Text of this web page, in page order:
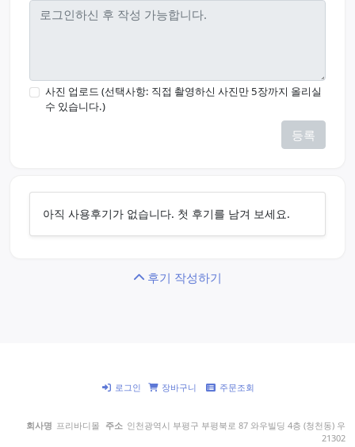
사진 업로드 (선택사항: 직접 촬영하신 사진만 5장까지 올리실
수 있습니다.)
등록
아직 사용후기가 없습니다. 첫 후기를 남겨 보세요.
후기 작성하기
로그인 장바구니 주문조회
회사명 프리바디몰 주소 인천광역시 부평구 부평북로 87 와우빌딩 4층 (청천동) 우
21302